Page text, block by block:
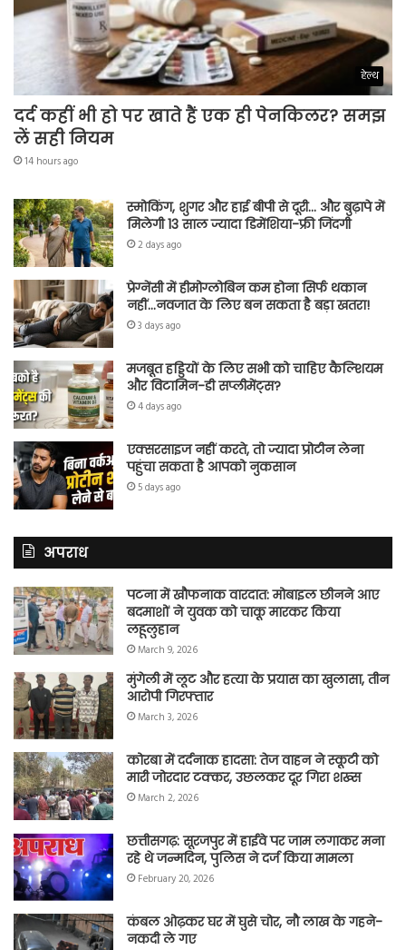
हेल्थ
दर्द कहीं भी हो पर खाते हैं एक ही पेनकिलर? समझ
लें सही नियम
14 hours ago
स्मोकिंग, शुगर और हाई बीपी से दूरी… और बुढ़ापे में
मिलेगी 13 साल ज्यादा डिमेंशिया-फ्री जिंदगी
2 days ago
प्रेग्नेंसी में हीमोग्लोबिन कम होना सिर्फ थकान
नहीं…नवजात के लिए बन सकता है बड़ा खतरा!
3 days ago
मजबूत हड्डियों के लिए सभी को चाहिए कैल्शियम
और विटामिन-डी सप्लीमेंट्स?
4 days ago
एक्सरसाइज नहीं करते, तो ज्यादा प्रोटीन लेना
पहुंचा सकता है आपको नुकसान
5 days ago
अपराध
पटना में खौफनाक वारदात: मोबाइल छीनने आए
बदमाशों ने युवक को चाकू मारकर किया
लहूलुहान
March 9, 2026
मुंगेली में लूट और हत्या के प्रयास का खुलासा, तीन
आरोपी गिरफ्तार
March 3, 2026
कोरबा में दर्दनाक हादसा: तेज वाहन ने स्कूटी को
मारी जोरदार टक्कर, उछलकर दूर गिरा शख्स
March 2, 2026
छत्तीसगढ़: सूरजपुर में हाईवे पर जाम लगाकर मना
रहे थे जन्मदिन, पुलिस ने दर्ज किया मामला
February 20, 2026
कंबल ओढ़कर घर में घुसे चोर, नौ लाख के गहने-
नकदी ले गए